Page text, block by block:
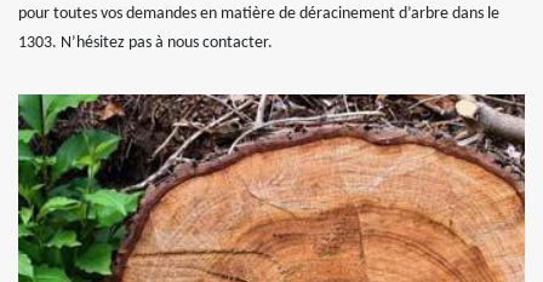
pour toutes vos demandes en matière de déracinement d’arbre dans le
1303. N’hésitez pas à nous contacter.